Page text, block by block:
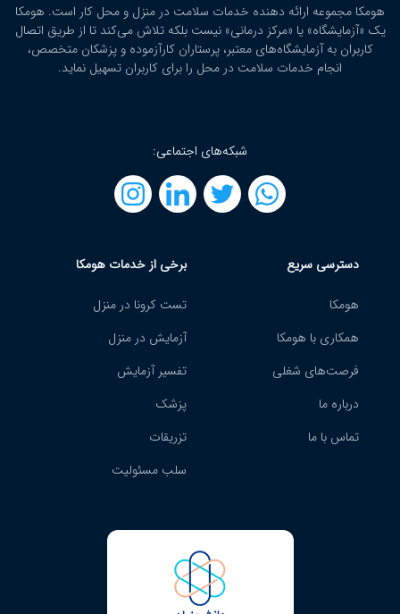
هومکا مجموعه ارائه‌ دهنده خدمات سلامت در منزل و محل کار است. هومکا
یک «آزمایشگاه» یا «مرکز درمانی» نیست بلکه تلاش می‌کند تا از طریق اتصال
کاربران به آزمایشگاه‌های معتبر، پرستاران کارآزموده و پزشکان متخصص،
انجام خدمات سلامت در محل را برای کاربران تسهیل نماید.
شبکه‌های اجتماعی:
دسترسی سریع
هومکا
همکاری با هومکا
فرصت‌های شغلی
درباره ما
تماس با ما
برخی از خدمات هومکا
تست کرونا در منزل
آزمایش در منزل
تفسیر آزمایش
پزشک
تزریقات
سلب مسئولیت